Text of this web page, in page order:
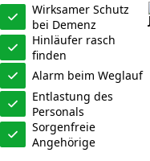
Wirksamer Schutz
bei Demenz
Hinläufer rasch
finden
Alarm beim Weglauf
Entlastung des
Personals
Sorgenfreie
Angehörige